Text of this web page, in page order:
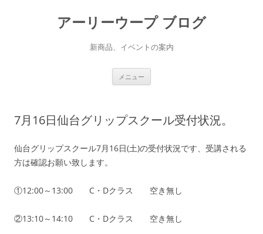
アーリーウープ ブログ
新商品、イベントの案内
メニュー
ス
プ
7月16日仙台グリップスクール受付状況。
仙台グリップスクール7月16日(土)の受付状況です、受講される
方は確認お願い致します。
①12:00～13:00 C・Dクラス 空き無し
②13:10～14:10 C・Dクラス 空き無し